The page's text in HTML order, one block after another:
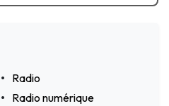
Radio
Radio numérique